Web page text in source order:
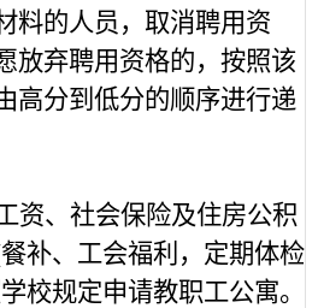
料的人员，取消聘用资
放弃聘用资格的，按照该
高分到低分的顺序进行递
资、社会保险及住房公积
补、工会福利，定期体检
校规定申请教职工公寓。